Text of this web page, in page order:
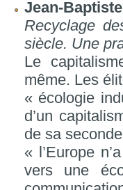
Jean-
Recyclage
siècle. Une
Le
même. Les
« écologie
d’un
de sa
« l’Europe
vers une